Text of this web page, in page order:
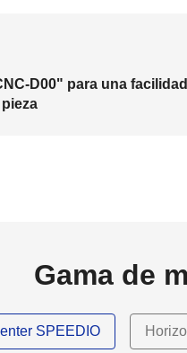
D00" para una
Gama de
SPEEDIO